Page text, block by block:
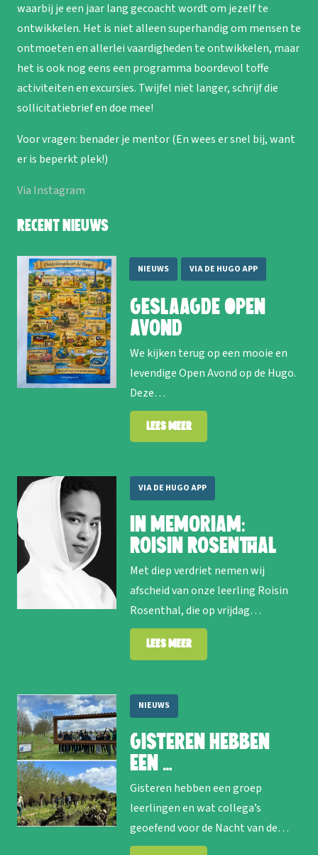
waarbij je een jaar lang gecoacht wordt om jezelf te
ontwikkelen. Het is niet alleen superhandig om mensen te
ontmoeten en allerlei vaardigheden te ontwikkelen, maar
het is ook nog eens een programma boordevol toffe
activiteiten en excursies. Twijfel niet langer, schrijf die
sollicitatiebrief en doe mee!
Voor vragen: benader je mentor (En wees er snel bij, want
er is beperkt plek!)
Via Instagram
Recent nieuws
NIEUWS VIA DE HUGO APP
Geslaagde Open
Avond
We kijken terug op een mooie en
levendige Open Avond op de Hugo.
Deze…
Lees meer
VIA DE HUGO APP
In memoriam:
Roisin Rosenthal
Met diep verdriet nemen wij
afscheid van onze leerling Roisin
Rosenthal, die op vrijdag…
Lees meer
NIEUWS
Gisteren hebben
een …
Gisteren hebben een groep
leerlingen en wat collega’s
geoefend voor de Nacht van de…